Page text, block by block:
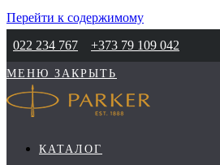
Перейти к содержимому
022 234 767
+373 79 109 042
МЕНЮ ЗАКРЫТЬ
КАТАЛОГ